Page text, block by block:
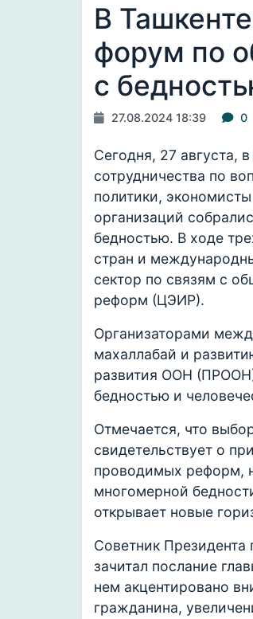
В
форум по
с
27.08.2024 18:39 0
Сегодня, 27 августа,
сотрудничества по
политики,
организаций
бедностью. В ходе
стран и
сектор по связям с
реформ (ЦЭИР).
Организаторами
махаллабай и
развития ООН
бедностью и
Отмечается, что
свидетельствует о
проводимых реформ,
многомерной
открывает новые
Советник
зачитал послание
нем акцентировано
гражданина,